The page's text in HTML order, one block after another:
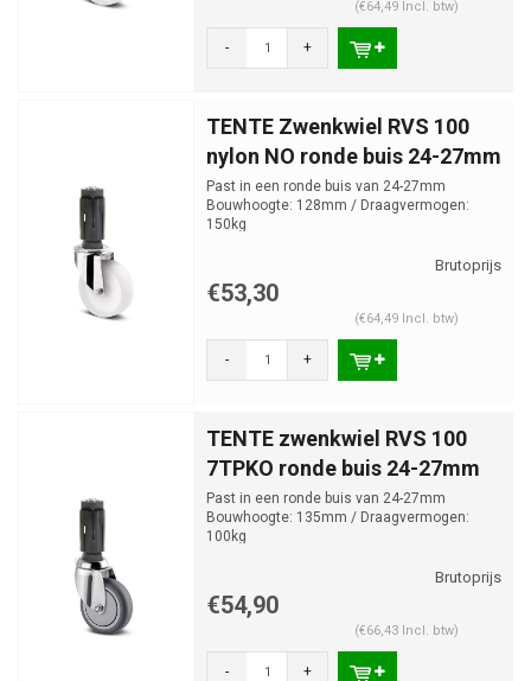
(€64,49 Incl. btw)
- +
TENTE Zwenkwiel RVS 100
nylon NO ronde buis 24-27mm
Past in een ronde buis van 24-27mm
Bouwhoogte: 128mm / Draagvermogen:
150kg
€53,30
(€64,49 Incl. btw)
- +
TENTE zwenkwiel RVS 100
7TPKO ronde buis 24-27mm
Past in een ronde buis van 24-27mm
Bouwhoogte: 135mm / Draagvermogen:
100kg
€54,90
(€66,43 Incl. btw)
- +